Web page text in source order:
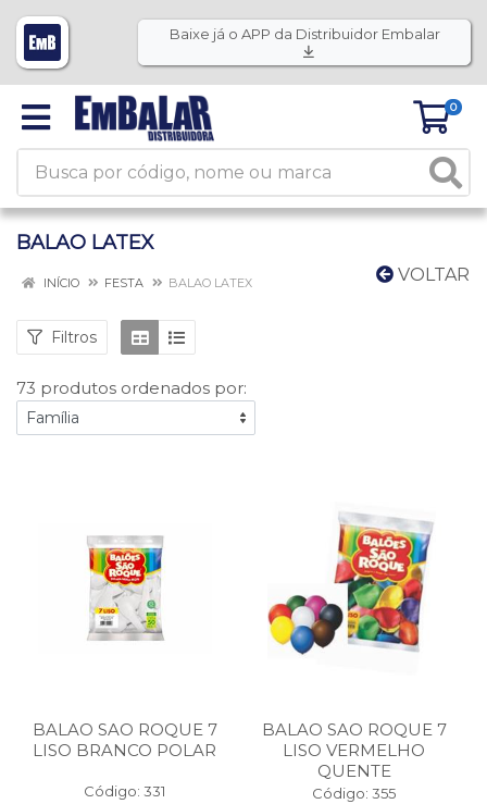
Baixe já o APP da Distribuidor Embalar
0
BALAO LATEX
VOLTAR
INÍCIO FESTA BALAO LATEX
Filtros
73 produtos ordenados por:
BALAO SAO ROQUE 7
LISO BRANCO POLAR
Código: 331
BALAO SAO ROQUE 7
LISO VERMELHO
QUENTE
Código: 355